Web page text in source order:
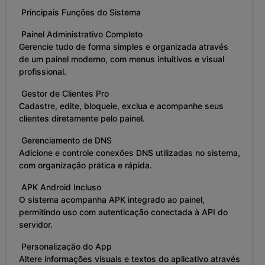
Principais Funções do Sistema
Painel Administrativo Completo
Gerencie tudo de forma simples e organizada através
de um painel moderno, com menus intuitivos e visual
profissional.
Gestor de Clientes Pro
Cadastre, edite, bloqueie, exclua e acompanhe seus
clientes diretamente pelo painel.
Gerenciamento de DNS
Adicione e controle conexões DNS utilizadas no sistema,
com organização prática e rápida.
APK Android Incluso
O sistema acompanha APK integrado ao painel,
permitindo uso com autenticação conectada à API do
servidor.
Personalização do App
Altere informações visuais e textos do aplicativo através